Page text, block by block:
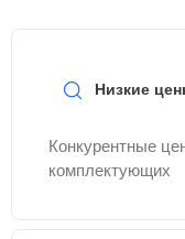
Низкие
Конкурентные
комплектующих